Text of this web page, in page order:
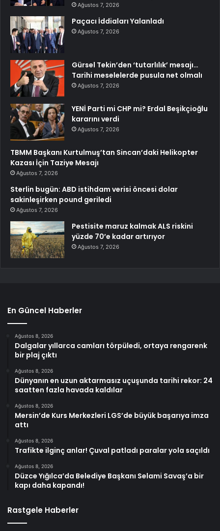
Ağustos 7, 2026
Paçacı İddiaları Yalanladı
Ağustos 7, 2026
Gürsel Tekin’den ‘tutarlılık’ mesajı…
Tarihi meselelerde pusula net olmalı
Ağustos 7, 2026
YENİ Parti mi CHP mi? Erdal Beşikçioğlu
kararını verdi
Ağustos 7, 2026
TBMM Başkanı Kurtulmuş’tan Sincan’daki Helikopter
Kazası İçin Taziye Mesajı
Ağustos 7, 2026
Sterlin bugün: ABD istihdam verisi öncesi dolar
sakinleşirken pound geriledi
Ağustos 7, 2026
Pestisite maruz kalmak ALS riskini
yüzde 70’e kadar artırıyor
Ağustos 7, 2026
En Güncel Haberler
Ağustos 8, 2026
Dalgalar yıllarca camları törpüledi, ortaya rengarenk
bir plaj çıktı
Ağustos 8, 2026
Dünyanın en uzun aktarmasız uçuşunda tarihi rekor: 24
saatten fazla havada kaldılar
Ağustos 8, 2026
Mersin’de Kurs Merkezleri LGS’de büyük başarıya imza
attı
Ağustos 8, 2026
Trafikte ilginç anlar! Çuval patladı paralar yola saçıldı
Ağustos 8, 2026
Düzce Yığılca’da Belediye Başkanı Selami Savaş’a bir
kapı daha kapandı!
Rastgele Haberler